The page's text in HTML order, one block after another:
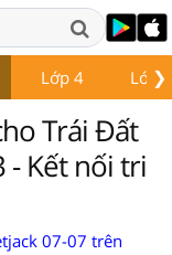
❯
Lớp 4 Lớp 5
Trái Đất
- Kết nối tri
07-07 trên